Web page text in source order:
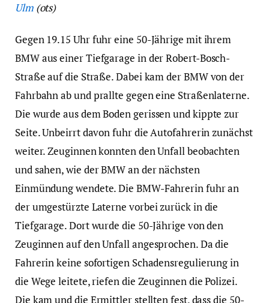
Ulm(ots)
Gegen 19.15 Uhr fuhr eine 50-Jährige mit ihrem
BMW aus einer Tiefgarage in der Robert-Bosch-
Straße auf die Straße. Dabei kam der BMW von der
Fahrbahn ab und prallte gegen eine Straßenlaterne.
Die wurde aus dem Boden gerissen und kippte zur
Seite. Unbeirrt davon fuhr die Autofahrerin zunächst
weiter. Zeuginnen konnten den Unfall beobachten
und sahen, wie der BMW an der nächsten
Einmündung wendete. Die BMW-Fahrerin fuhr an
der umgestürzte Laterne vorbei zurück in die
Tiefgarage. Dort wurde die 50-Jährige von den
Zeuginnen auf den Unfall angesprochen. Da die
Fahrerin keine sofortigen Schadensregulierung in
die Wege leitete, riefen die Zeuginnen die Polizei.
Die kam und die Ermittler stellten fest, dass die 50-